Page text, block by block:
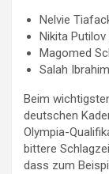
Nelvie
Nikita
Magomed
Salah
Beim
deutschen
Olympia-
bittere
dass zum